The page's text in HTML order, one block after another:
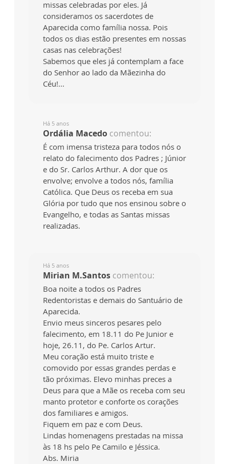
missas celebradas por eles. Já
consideramos os sacerdotes de
Aparecida como família nossa. Pois
todos os dias estão presentes em nossas
casas nas celebrações!
Sabemos que eles já contemplam a face
do Senhor ao lado da Mãezinha do
Céu!...
Há 5 anos
Ordália Macedo comentou:
É com imensa tristeza para todos nós o
relato do falecimento dos Padres ; Júnior
e do Sr. Carlos Arthur. A dor que os
envolve; envolve a todos nós, família
Católica. Que Deus os receba em sua
Glória por tudo que nos ensinou sobre o
Evangelho, e todas as Santas missas
realizadas.
Há 5 anos
Mirian M.Santos comentou:
Boa noite a todos os Padres
Redentoristas e demais do Santuário de
Aparecida.
Envio meus sinceros pesares pelo
falecimento, em 18.11 do Pe Junior e
hoje, 26.11, do Pe. Carlos Artur.
Meu coração está muito triste e
comovido por essas grandes perdas e
tão próximas. Elevo minhas preces a
Deus para que a Mãe os receba com seu
manto protetor e conforte os corações
dos familiares e amigos.
Fiquem em paz e com Deus.
Lindas homenagens prestadas na missa
às 18 hs pelo Pe Camilo e Jéssica.
Abs. Miria